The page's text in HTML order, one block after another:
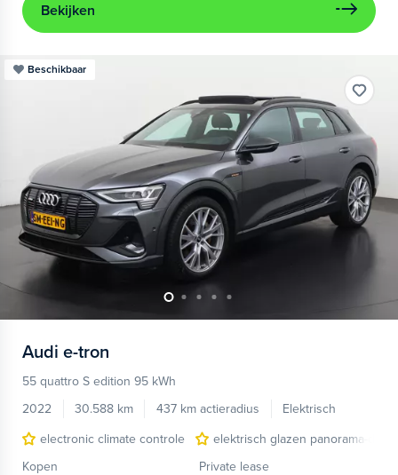
Bekijken
Beschikbaar
Audi e-tron
55 quattro S edition 95 kWh
2022
30.588 km 437 km actieradius
Elektrisch
electronic climate controle
elektrisch glazen panorama-dak
Kopen
Private lease